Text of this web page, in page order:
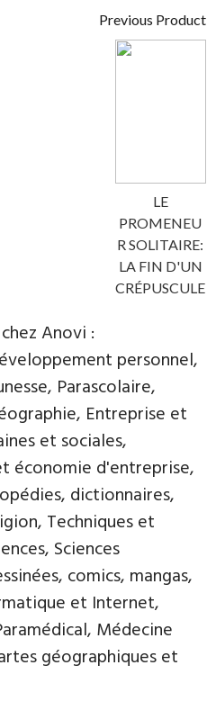
Previous Product
LE
PROMENEU
R SOLITAIRE:
LA FIN D'UN
CRÉPUSCULE
Anovi :
personnel,
Parascolaire,
Entreprise et
et sociales,
économie d'entreprise,
dictionnaires,
Techniques et
Sciences
comics, mangas,
et Internet,
Médecine
géographiques et